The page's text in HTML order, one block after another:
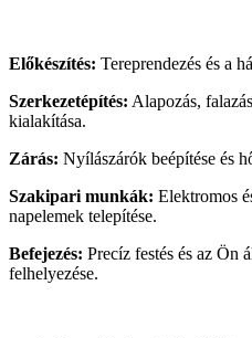
Előkészítés: Tereprendezés és a
Szerkezetépítés: Alapozás,
kialakítása.
Zárás: Nyílászárók beépítése és
Szakipari munkák: Elektromos
napelemek telepítése.
Befejezés: Precíz festés és az Ön
felhelyezése.